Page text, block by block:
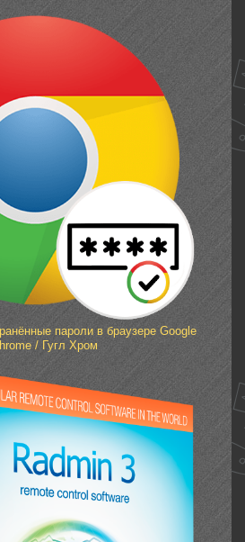
пароли в браузере Google
/ Гугл Хром